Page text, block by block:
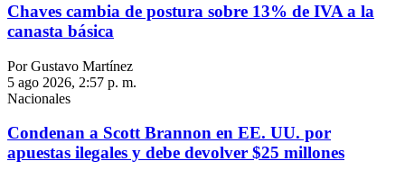
Chaves cambia de postura sobre 13% de IVA a la
canasta básica
Por Gustavo Martínez
5 ago 2026, 2:57 p. m.
Nacionales
Condenan a Scott Brannon en EE. UU. por
apuestas ilegales y debe devolver $25 millones